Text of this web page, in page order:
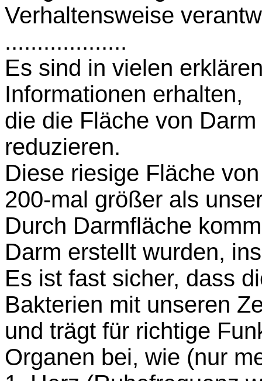
Verhaltensweise
...................
Es sind in vielen
Informationen erhalten,
die die Fläche von
reduzieren.
Diese riesige Fläche
200-mal größer als
Durch Darmfläche
Darm erstellt wurden,
Es ist fast sicher, dass
Bakterien mit unseren
und trägt für richtige
Organen bei, wie (nur